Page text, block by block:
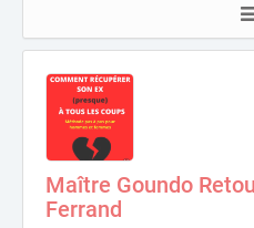
Maître Goundo
Ferrand